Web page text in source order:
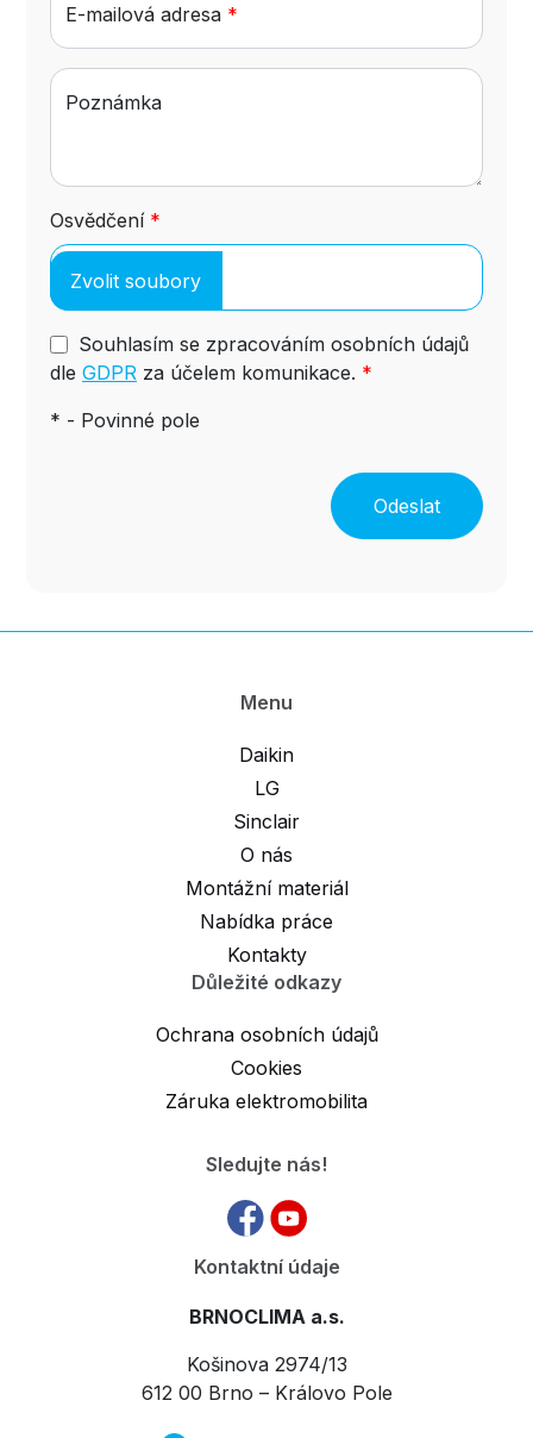
E-mailová adresa *
Poznámka
Osvědčení *
Souhlasím se zpracováním osobních údajů
dle GDPR za účelem komunikace. *
* - Povinné pole
Odeslat
Menu
Daikin
LG
Sinclair
O nás
Montážní materiál
Nabídka práce
Kontakty
Důležité odkazy
Ochrana osobních údajů
Cookies
Záruka elektromobilita
Sledujte nás!
Kontaktní údaje
BRNOCLIMA a.s.
Košinova 2974/13
612 00 Brno – Královo Pole